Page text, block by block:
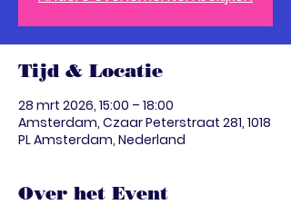
Tijd & Locatie
28 mrt 2026, 15:00 – 18:00
Amsterdam, Czaar Peterstraat 281, 1018
PL Amsterdam, Nederland
Over het Event